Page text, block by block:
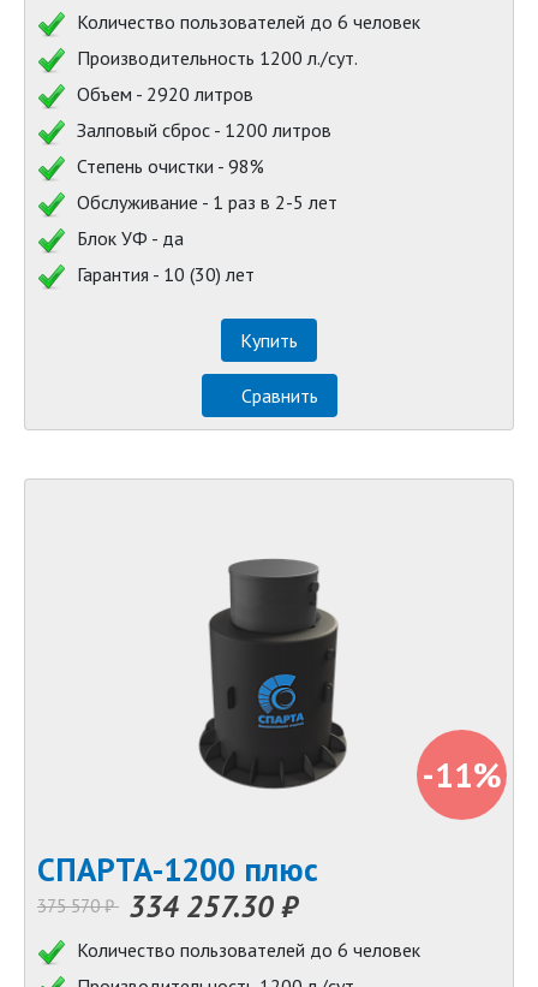
Количество пользователей до 6 человек
Производительность 1200 л./сут.
Объем - 2920 литров
Залповый сброс - 1200 литров
Степень очистки - 98%
Обслуживание - 1 раз в 2-5 лет
Блок УФ - да
Гарантия - 10 (30) лет
Купить
Сравнить
-11%
СПАРТА-1200 плюс
375 570 ₽ 334 257.30 ₽
Количество пользователей до 6 человек